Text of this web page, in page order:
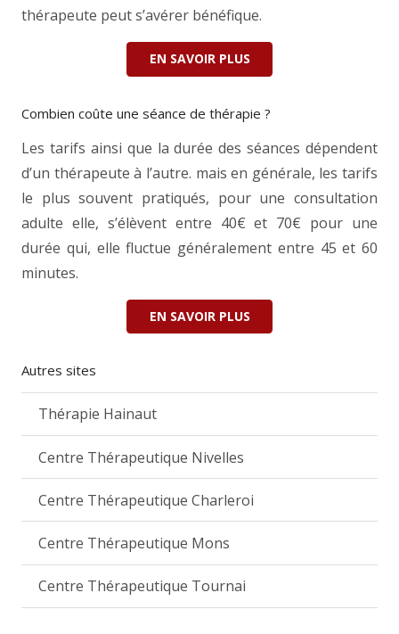
thérapeute peut s’avérer bénéfique.
EN SAVOIR PLUS
Combien coûte une séance de thérapie ?
Les tarifs ainsi que la durée des séances dépendent
d’un thérapeute à l’autre. mais en générale, les tarifs
le plus souvent pratiqués, pour une consultation
adulte elle, s’élèvent entre 40€ et 70€ pour une
durée qui, elle fluctue généralement entre 45 et 60
minutes.
EN SAVOIR PLUS
Autres sites
Thérapie Hainaut
Centre Thérapeutique Nivelles
Centre Thérapeutique Charleroi
Centre Thérapeutique Mons
Centre Thérapeutique Tournai